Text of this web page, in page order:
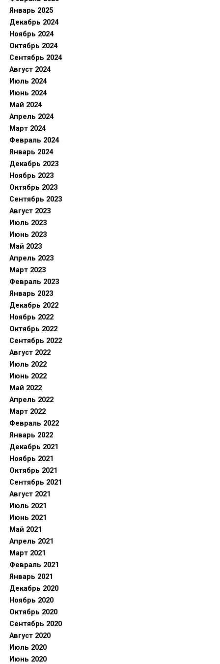
Январь 2025
Декабрь 2024
Ноябрь 2024
Октябрь 2024
Сентябрь 2024
Август 2024
Июль 2024
Июнь 2024
Май 2024
Апрель 2024
Март 2024
Февраль 2024
Январь 2024
Декабрь 2023
Ноябрь 2023
Октябрь 2023
Сентябрь 2023
Август 2023
Июль 2023
Июнь 2023
Май 2023
Апрель 2023
Март 2023
Февраль 2023
Январь 2023
Декабрь 2022
Ноябрь 2022
Октябрь 2022
Сентябрь 2022
Август 2022
Июль 2022
Июнь 2022
Май 2022
Апрель 2022
Март 2022
Февраль 2022
Январь 2022
Декабрь 2021
Ноябрь 2021
Октябрь 2021
Сентябрь 2021
Август 2021
Июль 2021
Июнь 2021
Май 2021
Апрель 2021
Март 2021
Февраль 2021
Январь 2021
Декабрь 2020
Ноябрь 2020
Октябрь 2020
Сентябрь 2020
Август 2020
Июль 2020
Июнь 2020